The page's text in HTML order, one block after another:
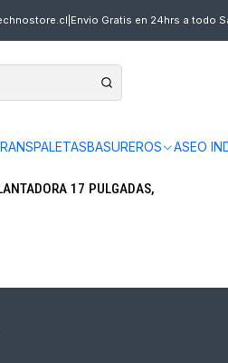
BASUREROS ASEO
Envio Gratis en 24hrs a todo
17 PULGADAS,